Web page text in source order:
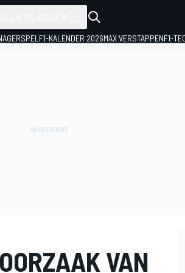
F1-KALENDER 2026MAX VERSTAPPENF1-
VAN